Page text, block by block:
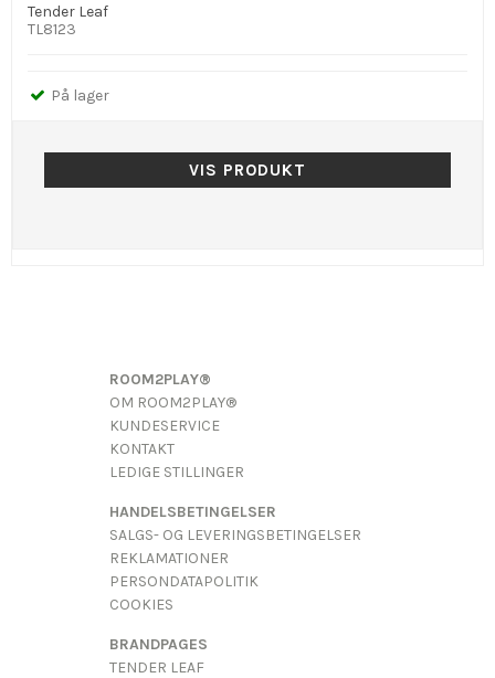
Tender Leaf
TL8123
På lager
VIS PRODUKT
ROOM2PLAY®
OM ROOM2PLAY®
KUNDESERVICE
KONTAKT
LEDIGE STILLINGER
HANDELSBETINGELSER
SALGS- OG LEVERINGSBETINGELSER
REKLAMATIONER
PERSONDATAPOLITIK
COOKIES
BRANDPAGES
TENDER LEAF